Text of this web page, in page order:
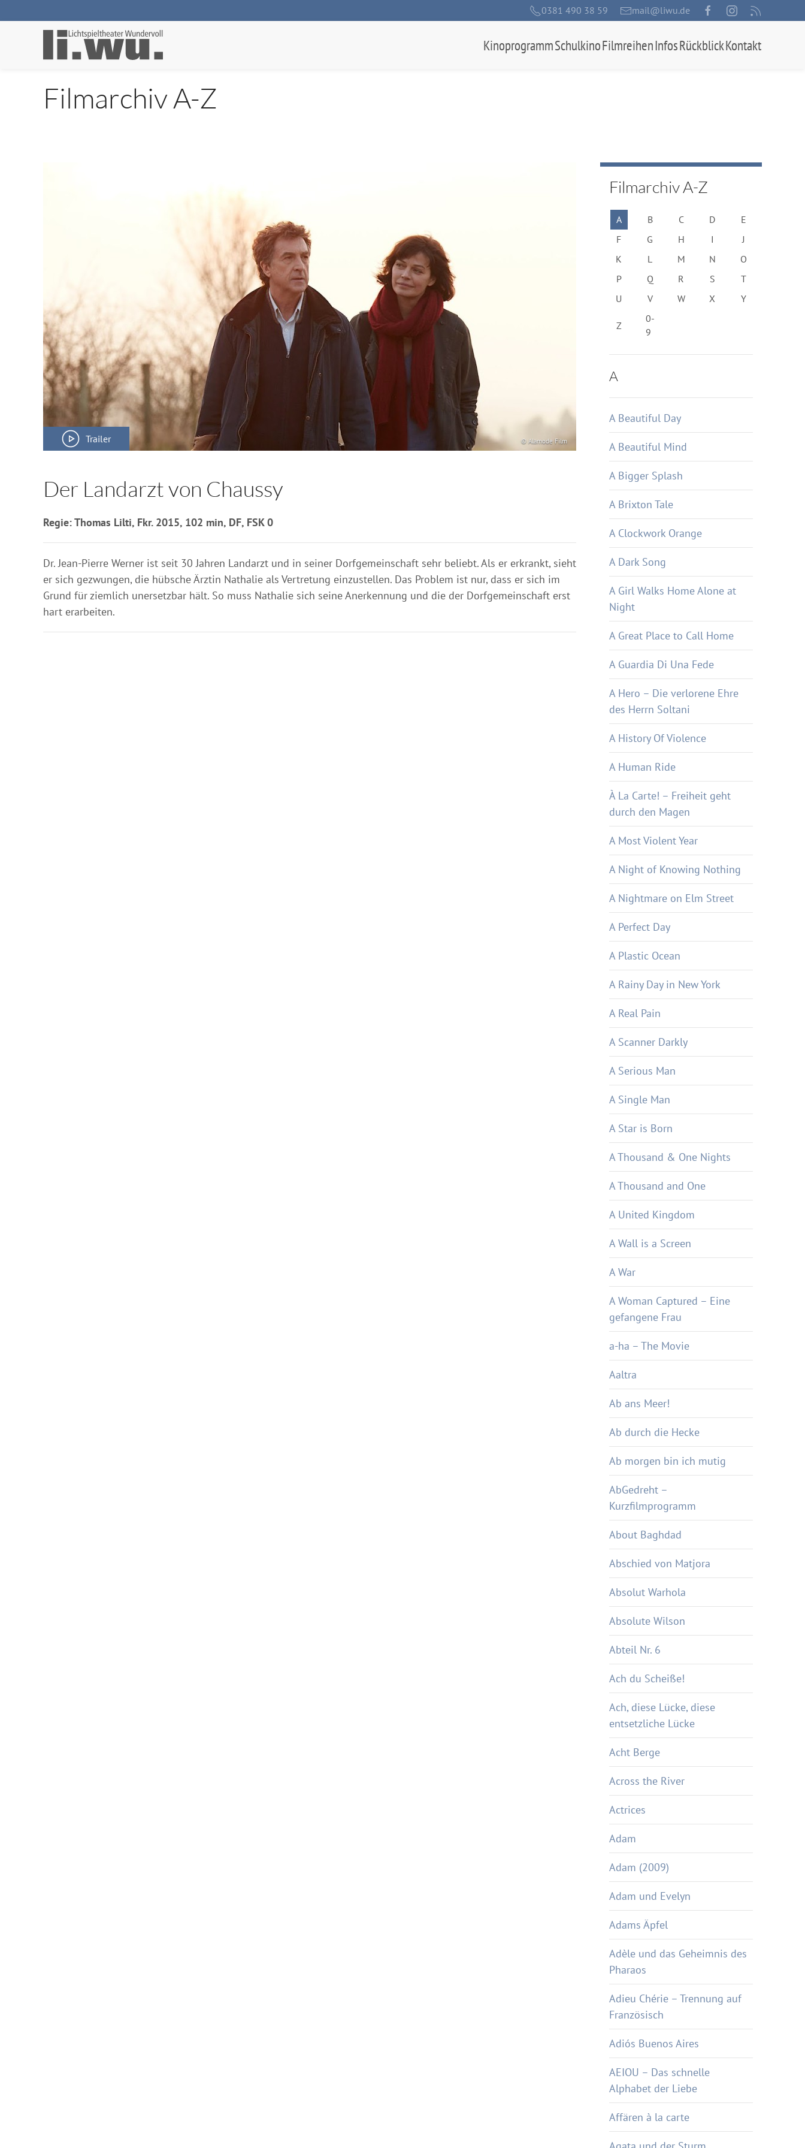
0381 490 38 59 mail@liwu.de
KinoprogrammSchulkinoFilmreihenInfosRückblickKontakt
Filmarchiv A-Z
Trailer © Alamode Film
Der Landarzt von Chaussy
Regie: Thomas Lilti, Fkr. 2015, 102 min, DF, FSK 0
Dr. Jean-Pierre Werner ist seit 30 Jahren Landarzt und in seiner Dorfgemeinschaft sehr beliebt. Als er erkrankt, sieht
er sich gezwungen, die hübsche Ärztin Nathalie als Vertretung einzustellen. Das Problem ist nur, dass er sich im
Grund für ziemlich unersetzbar hält. So muss Nathalie sich seine Anerkennung und die der Dorfgemeinschaft erst
hart erarbeiten.
Filmarchiv A-Z
A B C D
E
F
G H I
J
K
L M N
O
P
Q R S
T
U
V W X Y
Z
0-
9
A
A Beautiful Day
A Beautiful Mind
A Bigger Splash
A Brixton Tale
A Clockwork Orange
A Dark Song
A Girl Walks Home Alone at
Night
A Great Place to Call Home
A Guardia Di Una Fede
A Hero – Die verlorene Ehre
des Herrn Soltani
A History Of Violence
A Human Ride
À La Carte! – Freiheit geht
durch den Magen
A Most Violent Year
A Night of Knowing Nothing
A Nightmare on Elm Street
A Perfect Day
A Plastic Ocean
A Rainy Day in New York
A Real Pain
A Scanner Darkly
A Serious Man
A Single Man
A Star is Born
A Thousand & One Nights
A Thousand and One
A United Kingdom
A Wall is a Screen
A War
A Woman Captured – Eine
gefangene Frau
a-ha – The Movie
Aaltra
Ab ans Meer!
Ab durch die Hecke
Ab morgen bin ich mutig
AbGedreht –
Kurzfilmprogramm
About Baghdad
Abschied von Matjora
Absolut Warhola
Absolute Wilson
Abteil Nr. 6
Ach du Scheiße!
Ach, diese Lücke, diese
entsetzliche Lücke
Acht Berge
Across the River
Actrices
Adam
Adam (2009)
Adam und Evelyn
Adams Äpfel
Adèle und das Geheimnis des
Pharaos
Adieu Chérie – Trennung auf
Französisch
Adiós Buenos Aires
AEIOU – Das schnelle
Alphabet der Liebe
Affären à la carte